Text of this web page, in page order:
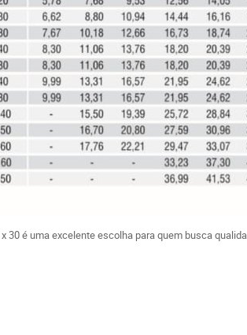
30 é uma excelente escolha para quem busca